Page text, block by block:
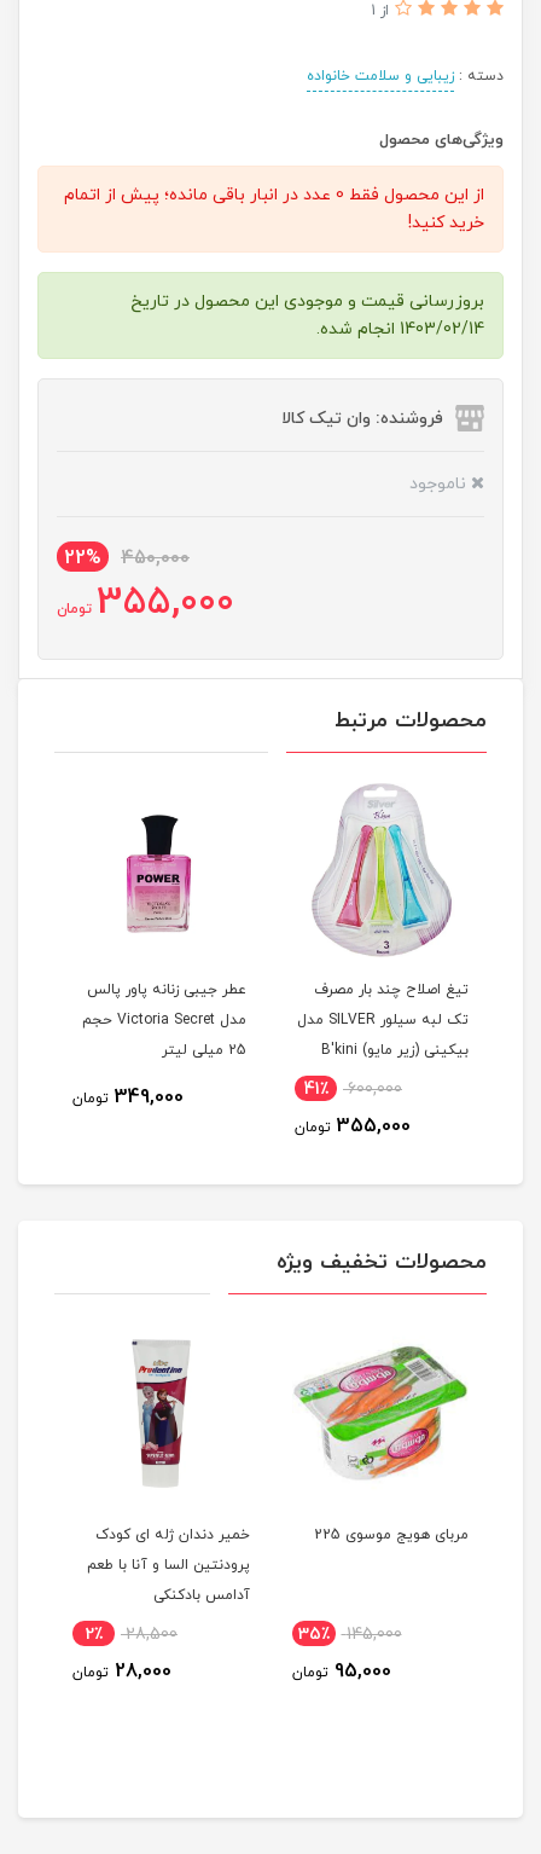
از 1
دسته : زیبایی و سلامت خانواده
ویژگی‌های محصول
از این محصول فقط 0 عدد در انبار باقی مانده؛ پیش از اتمام
خرید کنید!
بروزرسانی قیمت و موجودی این محصول در تاریخ
1403/02/14 انجام شده.
فروشنده: وان تیک کالا
ناموجود
450,000
22%
355,000 تومان
محصولات مرتبط
تیغ اصلاح چند بار مصرف
تک لبه سیلور SILVER مدل
بيکينی (زیر مایو) B'kini
600,000 41٪
355,000 تومان
عطر جیبی زنانه پاور پالس
مدل Victoria Secret حجم
25 میلی لیتر
349,000 تومان
محصولات تخفیف ویژه
مربای هویج موسوی 225
145,000 35٪
95,000 تومان
خمیر دندان ژله ای کودک
پرودنتین السا و آنا با طعم
آدامس بادکنکی
28,500 2٪
28,000 تومان